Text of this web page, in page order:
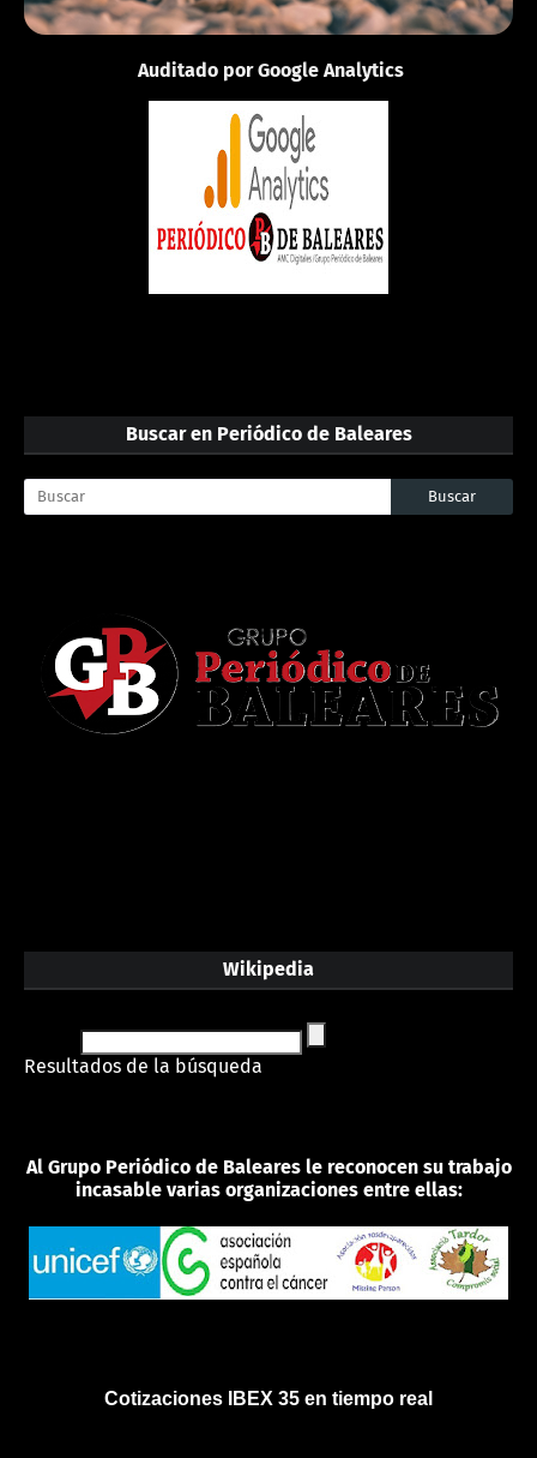
Auditado por Google Analytics
Buscar en Periódico de Baleares
Wikipedia
Resultados de la búsqueda
Al Grupo Periódico de Baleares le reconocen su trabajo
incasable varias organizaciones entre ellas:
Cotizaciones IBEX 35 en tiempo real